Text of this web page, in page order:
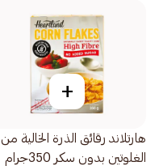
+
هارتلاند رقائق الذرة الخالية من
الغلوتين بدون سكر 350جرام